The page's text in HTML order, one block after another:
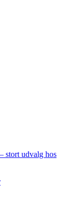
stort udvalg hos